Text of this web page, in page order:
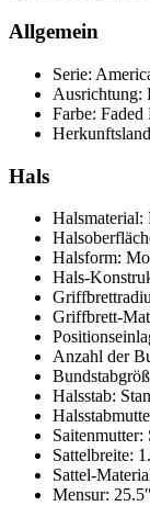
Allgemein
Serie:
Ausrichtung:
Farbe: Faded
Hals
Halsmaterial:
Halsform:
Hals-
Griffbrett-
Anzahl der
Halsstab:
Sattelbreite:
Sattel-
Mensur: